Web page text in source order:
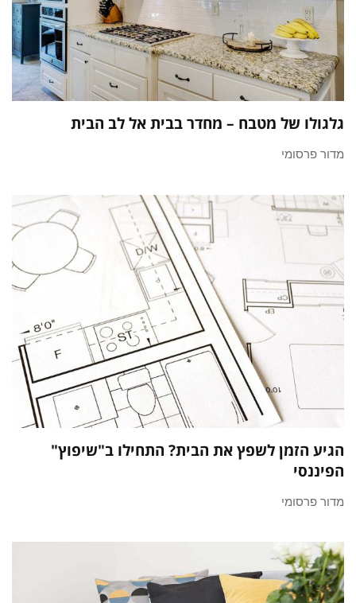
גלגולו של מטבח – מחדר בבית אל לב הבית
מדור פרסומי
הגיע הזמן לשפץ את הבית? התחילו ב"שיפוץ"
הפיננסי
מדור פרסומי